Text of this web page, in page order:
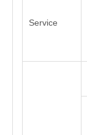
Service